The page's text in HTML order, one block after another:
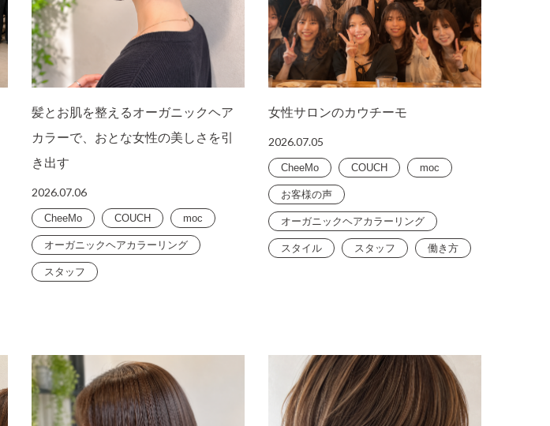
髪とお肌を整えるオーガニックヘア
カラーで、おとな女性の美しさを引
き出す
2026.07.06
CheeMo COUCH moc
オーガニックヘアカラーリング
スタッフ
女性サロンのカウチーモ
2026.07.05
CheeMo COUCH moc
お客様の声
オーガニックヘアカラーリング
スタイル スタッフ 働き方